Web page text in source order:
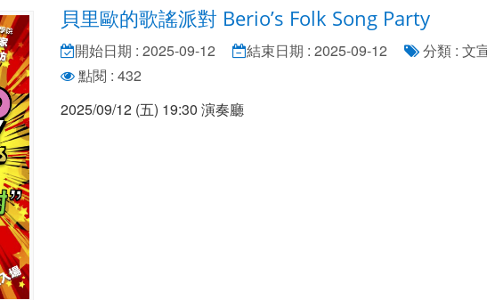
貝里歐的歌謠派對 Berio’s Folk Song Party
開始日期 : 2025-09-12 結束日期 : 2025-09-12
分類 : 文
點閱 : 432
2025/09/12 (五) 19:30 演奏廳